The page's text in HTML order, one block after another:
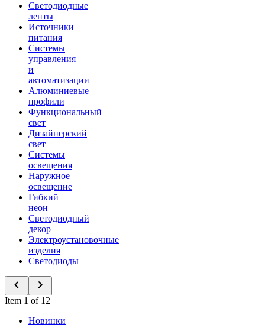
Светодиодные
ленты
Источники
питания
Системы
управления
и
автоматизации
Алюминиевые
профили
Функциональный
свет
Дизайнерский
свет
Системы
освещения
Наружное
освещение
Гибкий
неон
Светодиодный
декор
Электроустановочные
изделия
Светодиоды
Item 1 of 12
Новинки